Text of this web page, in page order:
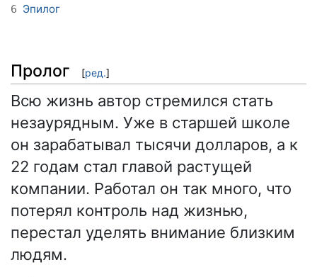
6 Эпилог
Пролог [ред.]
Всю жизнь автор стремился стать
незаурядным. Уже в старшей школе
он зарабатывал тысячи долларов, а к
22 годам стал главой растущей
компании. Работал он так много, что
потерял контроль над жизнью,
перестал уделять внимание близким
людям.